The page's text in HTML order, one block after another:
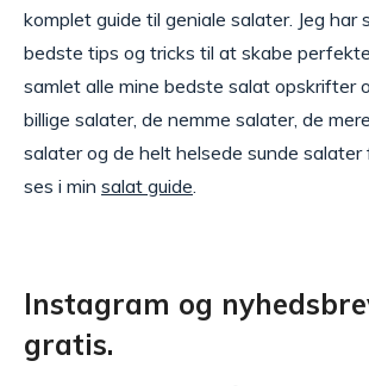
komplet guide til geniale salater. Jeg har
bedste tips og tricks til at skabe
samlet alle mine bedste salat opskrifter
billige salater, de nemme salater, de
salater og de helt helsede sunde salater
ses i min salat guide.
Instagram og
gratis.